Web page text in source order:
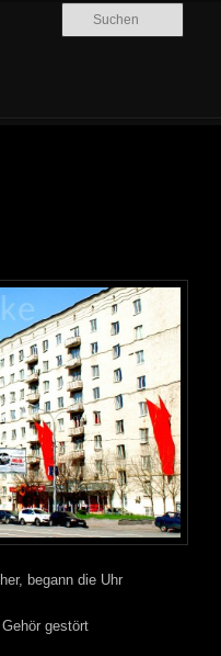
begann die Uhr
gestört